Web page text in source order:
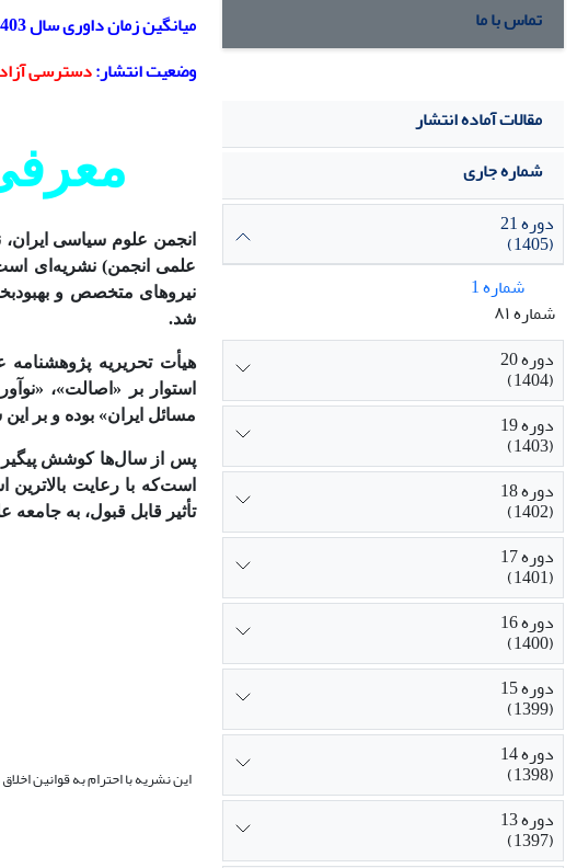
تماس با ما
مقالات آماده انتشار
شماره جاری
دوره 21
(1405)
شماره 1
شماره ۸۱
دوره 20
(1404)
دوره 19
(1403)
دوره 18
(1402)
دوره 17
(1401)
دوره 16
(1400)
دوره 15
(1399)
دوره 14
(1398)
دوره 13
(1397)
میانگین زمان داوری سال 1403:
وضعیت انتشار:دسترسی آزاد
انجمن علوم سیاسی
علمی انجمن) نشریه‌ای
شد.
هیأت تحریریه
استوار بر «اصالت»،
مسائل ایران» بوده و بر
پس از سال‌ها کوشش پیگیر
تأثیر قابل قبول، به
این نشریه با احترام به قوانین